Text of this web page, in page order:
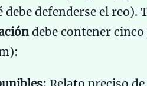
debe defenderse el reo).
debe contener